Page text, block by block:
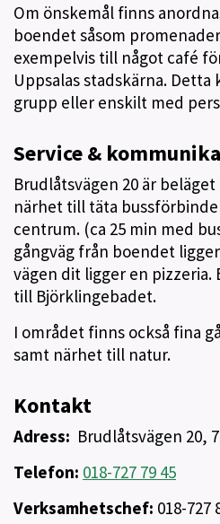
Om önskemål finns
boendet såsom
exempelvis till något café
Uppsalas stadskärna. Detta
grupp eller enskilt med
Service &
Brudlåtsvägen 20 är
närhet till täta
centrum. (ca 25 min med
gångväg från boendet
vägen dit ligger en pizzeria.
till Björklingebadet.
I området finns också fina
samt närhet till natur.
Kontakt
Adress: Brudlåtsvägen 20,
Telefon: 018-727 79 45
Verksamhetschef: 018-727